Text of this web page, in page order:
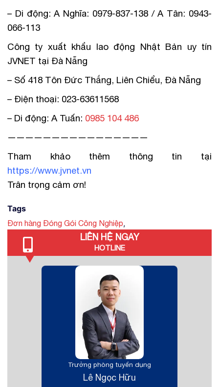
– Di động: A Nghĩa: 0979-837-138 / A Tân: 0943-
066-113
Công ty xuất khẩu lao động Nhật Bản uy tín
JVNET tại Đà Nẵng
– Số 418 Tôn Đức Thắng, Liên Chiểu, Đà Nẵng
– Điện thoại: 023-63611568
– Di động: A Tuấn: 0985 104 486
————————————————
Tham khảo thêm thông tin tại
https://www.jvnet.vn
Trân trọng cảm ơn!
Tags
Đơn hàng Đóng Gói Công Nghiệp,
LIÊN HỆ NGAY
HOTLINE
Trưởng phòng tuyển dụng
Lê Ngọc Hữu